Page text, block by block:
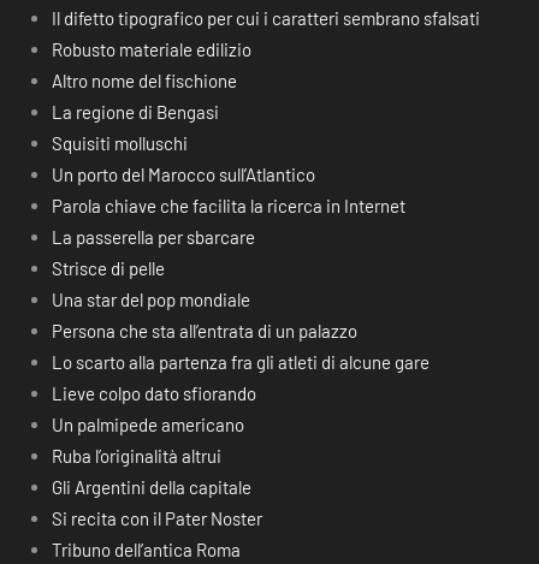
Il difetto tipografico per cui i caratteri sembrano sfalsati
Robusto materiale edilizio
Altro nome del fischione
La regione di Bengasi
Squisiti molluschi
Un porto del Marocco sull’Atlantico
Parola chiave che facilita la ricerca in Internet
La passerella per sbarcare
Strisce di pelle
Una star del pop mondiale
Persona che sta all’entrata di un palazzo
Lo scarto alla partenza fra gli atleti di alcune gare
Lieve colpo dato sfiorando
Un palmipede americano
Ruba l’originalità altrui
Gli Argentini della capitale
Si recita con il Pater Noster
Tribuno dell’antica Roma